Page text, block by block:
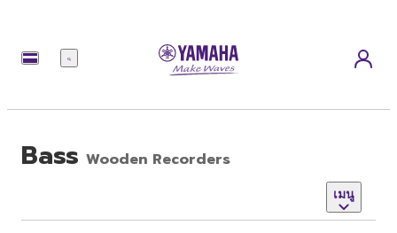
เมนู
Bass Wooden Recorders
เมนู